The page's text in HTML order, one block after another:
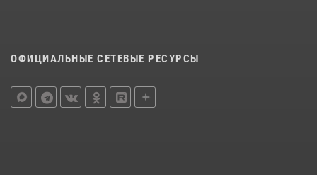
ОФИЦИАЛЬНЫЕ СЕТЕВЫЕ РЕСУРСЫ